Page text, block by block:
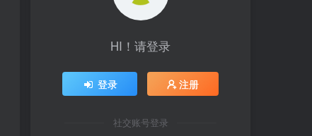
HI！请登录
登录 注册
社交账号登录